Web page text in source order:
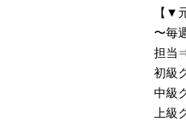
【▼
〜毎
担当
初級
中級
上級